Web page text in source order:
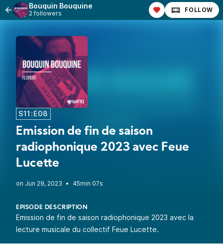
Bouquin Bouquine
2 followers FOLLOW
S11:E08
Emission de fin de saison
radiophonique 2023 avec Feue
Lucette
• 45min 07s
EPISODE DESCRIPTION
Emission de fin de saison radiophonique 2023 avec la
lecture musicale du collectif Feue Lucette.